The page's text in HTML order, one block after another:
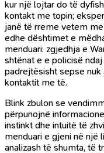
kur një lojtar do të
kontakt me topin;
janë të rreme vetem
edhe dështimet e
menduari: zgjedhja e
shtënat e e policisë
padrejtësisht sepse nuk
kontaktit me të.
Blink zbulon se
përpunojnë
instinkt dhe intuitë të
menduari e gjeni në një
analizash të shumta, të